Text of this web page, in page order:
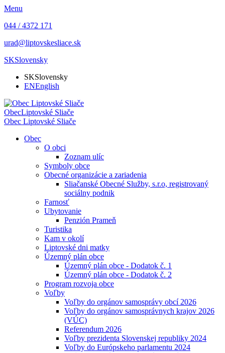
Menu
044 / 4372 171
urad@liptovskesliace.sk
SKSlovensky
SKSlovensky
ENEnglish
ObecLiptovské Sliače
Obec Liptovské Sliače
Obec
O obci
Zoznam ulíc
Symboly obce
Obecné organizácie a zariadenia
Sliačanské Obecné Služby, s.r.o, registrovaný
sociálny podnik
Farnosť
Ubytovanie
Penzión Prameň
Turistika
Kam v okolí
Liptovské dni matky
Územný plán obce
Územný plán obce - Dodatok č. 1
Územný plán obce - Dodatok č. 2
Program rozvoja obce
Voľby
Voľby do orgánov samosprávy obcí 2026
Voľby do orgánov samosprávnych krajov 2026
(VÚC)
Referendum 2026
Voľby prezidenta Slovenskej republiky 2024
Voľby do Európskeho parlamentu 2024